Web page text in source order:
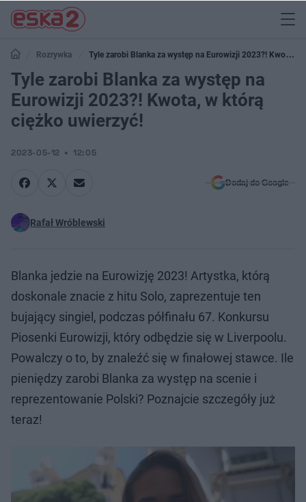
Rozrywka
Tyle zarobi Blanka za występ na Eurowizji 2023?! Kwota, w
którą ciężko uwierzyć!
Tyle zarobi Blanka za występ na
Eurowizji 2023?! Kwota, w którą
ciężko uwierzyć!
2023-05-12 12:05
Dodaj do Google
Rafał Wróblewski
Blanka jedzie na Eurowizję 2023! Artystka, którą
doskonale znacie z hitu Solo, zaprezentuje ten
bujający singiel, podczas półfinału 67. Konkursu
Piosenki Eurowizji, który odbędzie się w Liverpoolu.
Powalczy o to, by znaleźć się w finałowej stawce. Ile
pieniędzy zarobi Blanka za występ na scenie i
reprezentowanie Polski? Poznajcie szczegóły już
teraz!